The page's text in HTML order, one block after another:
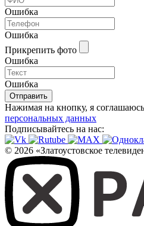
Ошибка
Ошибка
Прикрепить фото
Ошибка
Ошибка
Отправить
Нажимая на кнопку, я
персональных данных
Подписывайтесь на нас:
© 2026 «Златоустовское